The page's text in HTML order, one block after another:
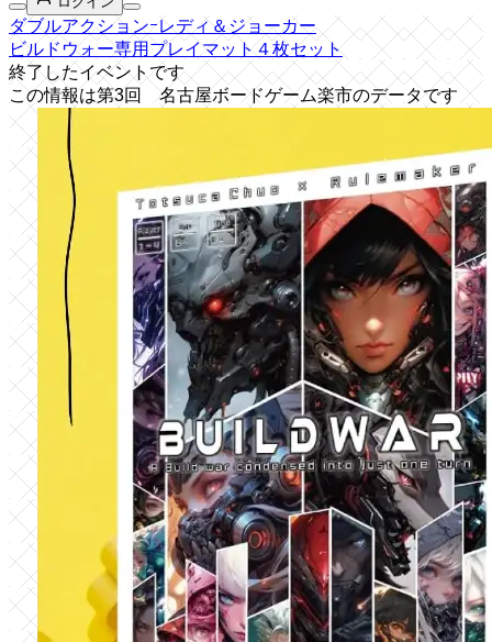
ダブルアクションｰレディ＆ジョーカー
ビルドウォー専用プレイマット４枚セット
終了したイベントです
この情報は第3回 名古屋ボードゲーム楽市のデータです